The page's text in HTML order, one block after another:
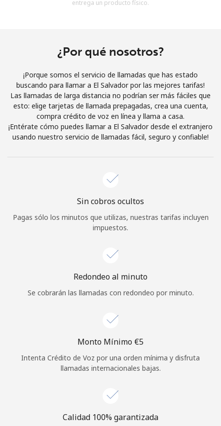
Al abrir una cuenta en este sitio web, estoy de acuerdo con
Únete
¡Hola!
Inicia sesión oREGÍSTRATE →
¿Olvidaste tu contraseña? →
Iniciar Sesión
entrega un producto físico.
¿Por qué nosotros?
¡Porque somos el servicio de llamadas que has estado
buscando para llamar a El Salvador por las mejores tarifas!
Las llamadas de larga distancia no podrían ser más fáciles que
esto: elige tarjetas de llamada prepagadas, crea una cuenta,
compra crédito de voz en línea y llama a casa.
¡Entérate cómo puedes llamar a El Salvador desde el extranjero
usando nuestro servicio de llamadas fácil, seguro y confiable!
Sin cobros ocultos
Pagas sólo los minutos que utilizas, nuestras tarifas incluyen
impuestos.
Redondeo al minuto
Se cobrarán las llamadas con redondeo por minuto.
Monto Mínimo ⁦€5⁩
Intenta Crédito de Voz por una orden mínima y disfruta
llamadas internacionales bajas.
Calidad 100% garantizada